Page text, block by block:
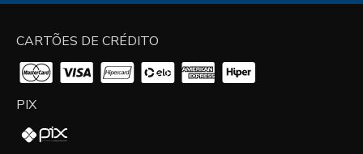
CARTÕES DE CRÉDITO
PIX